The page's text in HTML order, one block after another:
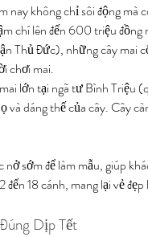
không chỉ sôi động mà
chí lên đến 600 triệu đồng
Thủ Đức), những cây mai
chơi mai.
lớn tại ngã tư Bình Triệu
dáng thế của cây. Cây
sớm để làm mẫu, giúp
18 cánh, mang lại vẻ đẹp
Dịp Tết